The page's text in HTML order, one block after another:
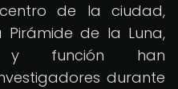
de la ciudad,
de la Luna,
y función han
durante